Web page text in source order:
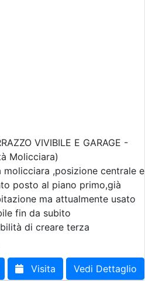
VIVIBILE E GARAGE -
Molicciara)
,posizione centrale e
posto al piano primo,già
ma attualmente usato
fin da subito
di creare terza
Visita Vedi Dettaglio